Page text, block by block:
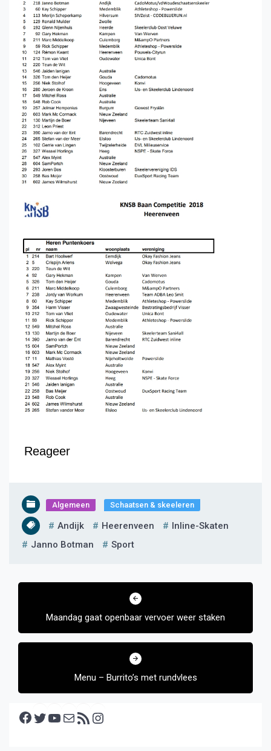
Reageer
Algemeen Schaatsen & skeeleren
Andijk Heerenveen
Inline-Skaten
Janno Botman
Sport
Bericht
Maandag gaat openbaar vervoer weer staken
Menu – Burrito’s met rundvlees
Facebook Twitter YouTube E-mail RSS feed